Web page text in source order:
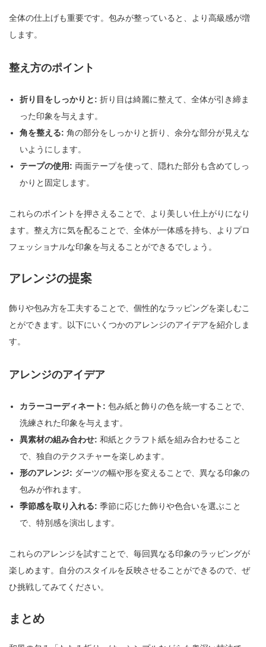
全体の仕上げも重要です。包みが整っていると、より高級感が増
します。
整え方のポイント
折り目をしっかりと: 折り目は綺麗に整えて、全体が引き締ま
った印象を与えます。
角を整える: 角の部分をしっかりと折り、余分な部分が見えな
いようにします。
テープの使用: 両面テープを使って、隠れた部分も含めてしっ
かりと固定します。
これらのポイントを押さえることで、より美しい仕上がりになり
ます。整え方に気を配ることで、全体が一体感を持ち、よりプロ
フェッショナルな印象を与えることができるでしょう。
アレンジの提案
飾りや包み方を工夫することで、個性的なラッピングを楽しむこ
とができます。以下にいくつかのアレンジのアイデアを紹介しま
す。
アレンジのアイデア
カラーコーディネート: 包み紙と飾りの色を統一することで、
洗練された印象を与えます。
異素材の組み合わせ: 和紙とクラフト紙を組み合わせること
で、独自のテクスチャーを楽しめます。
形のアレンジ: ダーツの幅や形を変えることで、異なる印象の
包みが作れます。
季節感を取り入れる: 季節に応じた飾りや色合いを選ぶこと
で、特別感を演出します。
これらのアレンジを試すことで、毎回異なる印象のラッピングが
楽しめます。自分のスタイルを反映させることができるので、ぜ
ひ挑戦してみてください。
まとめ